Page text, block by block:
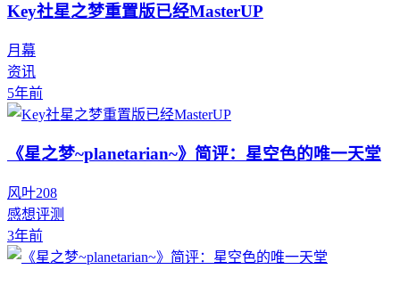
Key社星之梦重置版已经MasterUP
月幕
资讯
5年前
《星之梦~planetarian~》简评：星空色的唯一天堂
风叶208
感想评测
3年前